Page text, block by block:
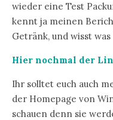
wieder eine Test
kennt ja meinen
Getränk, und wisst
Hier nochmal der
Ihr solltet euch auch
der Homepage von
schauen denn sie